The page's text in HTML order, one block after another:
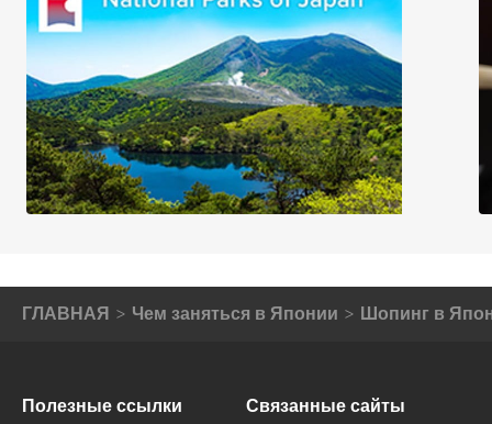
ГЛАВНАЯ Чем заняться в Японии Шопинг в
Полезные ссылки Связанные сайты